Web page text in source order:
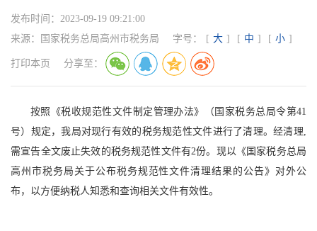
发布时间： 2023-09-19 09:21:00
来源：
国家税务总局高州市税务局 字号： [ 大 ] [ 中 ] [ 小 ]
打印本页 分享至：
按照《税收规范性文件制定管理办法》（国家税务总局令第41
号）规定，我局对现行有效的税务规范性文件进行了清理。经清理,
需宣告全文废止失效的税务规范性文件有2份。现以《国家税务总局
高州市税务局关于公布税务规范性文件清理结果的公告》对外公
布，以方便纳税人知悉和查询相关文件有效性。